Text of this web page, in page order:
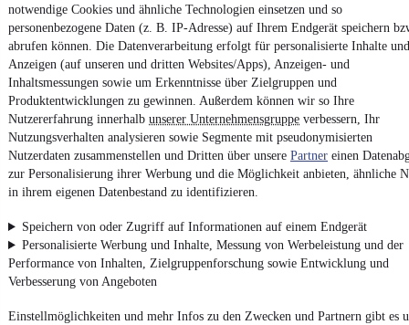
notwendige Cookies und ähnliche Technologien einsetzen und so
personenbezogene Daten (z. B. IP-Adresse) auf Ihrem Endgerät speichern
abrufen können. Die Datenverarbeitung erfolgt für personalisierte Inhalte und
Anzeigen (auf unseren und dritten Websites/Apps), Anzeigen- und
Inhaltsmessungen sowie um Erkenntnisse über Zielgruppen und
Produktentwicklungen zu gewinnen. Außerdem können wir so Ihre
Nutzererfahrung innerhalb unserer Unternehmensgruppe verbessern, Ihr
Nutzungsverhalten analysieren sowie Segmente mit pseudonymisierten
Nutzerdaten zusammenstellen und Dritten über unsere Partner einen
zur Personalisierung ihrer Werbung und die Möglichkeit anbieten, ähnliche
in ihrem eigenen Datenbestand zu identifizieren.
Speichern von oder Zugriff auf Informationen auf einem Endgerät
Personalisierte Werbung und Inhalte, Messung von Werbeleistung und der
Performance von Inhalten, Zielgruppenforschung sowie Entwicklung und
Verbesserung von Angeboten
Einstellmöglichkeiten und mehr Infos zu den Zwecken und Partnern gibt es
Keine Inserate gefunden
¹MwSt. ausweisbar
Nutze mobile.de schnell und einfach
App installieren